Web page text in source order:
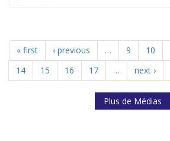
« first ‹ previous … 9 10
14
15 16 17 … next ›
Plus de Médias